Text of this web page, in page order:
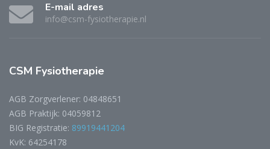
E-mail adres
info@csm-fysiotherapie.nl
CSM Fysiotherapie
AGB Zorgverlener: 04848651
AGB Praktijk: 04059812
BIG Registratie: 89919441204
KvK: 64254178